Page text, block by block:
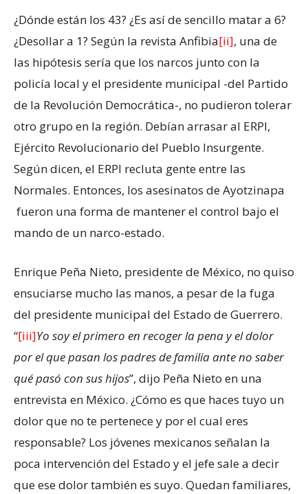
¿Dónde están los 43? ¿Es así de sencillo matar a 6?
¿Desollar a 1? Según la revista Anfibia[ii], una de
las hipótesis sería que los narcos junto con la
policía local y el presidente municipal -del Partido
de la Revolución Democrática-, no pudieron tolerar
otro grupo en la región. Debían arrasar al ERPI,
Ejército Revolucionario del Pueblo Insurgente.
Según dicen, el ERPI recluta gente entre las
Normales. Entonces, los asesinatos de Ayotzinapa
fueron una forma de mantener el control bajo el
mando de un narco-estado.
Enrique Peña Nieto, presidente de México, no quiso
ensuciarse mucho las manos, a pesar de la fuga
del presidente municipal del Estado de Guerrero.
“[iii]Yo soy el primero en recoger la pena y el dolor
por el que pasan los padres de familia ante no saber
qué pasó con sus hijos”, dijo Peña Nieto en una
entrevista en México. ¿Cómo es que haces tuyo un
dolor que no te pertenece y por el cual eres
responsable? Los jóvenes mexicanos señalan la
poca intervención del Estado y el jefe sale a decir
que ese dolor también es suyo. Quedan familiares,